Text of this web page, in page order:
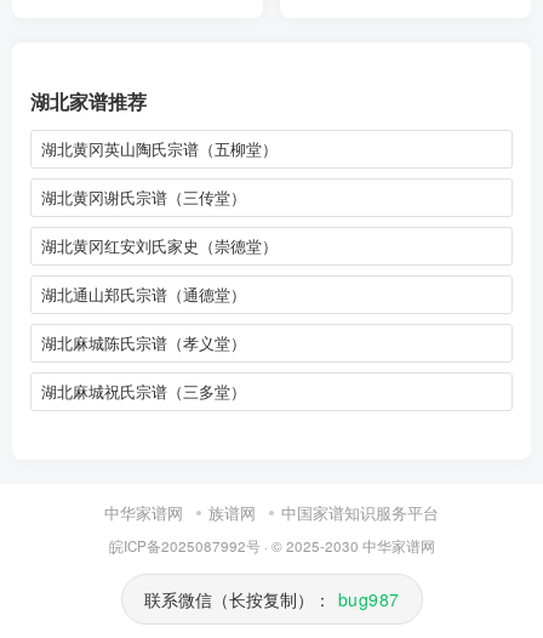
湖北家谱推荐
湖北黄冈英山陶氏宗谱（五柳堂）
湖北黄冈谢氏宗谱（三传堂）
湖北黄冈红安刘氏家史（崇德堂）
湖北通山郑氏宗谱（通德堂）
湖北麻城陈氏宗谱（孝义堂）
湖北麻城祝氏宗谱（三多堂）
中华家谱网 族谱网 中国家谱知识服务平台
皖ICP备2025087992号· © 2025-2030 中华家谱网
联系微信（长按复制）： bug987